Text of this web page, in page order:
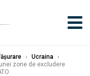
› Ucraina ›
zone de excludere